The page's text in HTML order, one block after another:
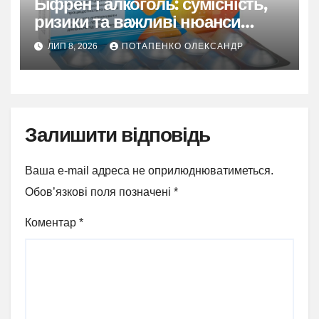
ризики та важливі нюанси
застосування
ЛИП 8, 2026 ПОТАПЕНКО ОЛЕКСАНДР
Залишити відповідь
Ваша e-mail адреса не оприлюднюватиметься.
Обов’язкові поля позначені *
Коментар *